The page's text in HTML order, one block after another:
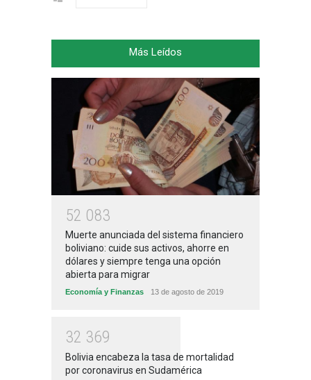
Más Leídos
52 083
Muerte anunciada del sistema financiero
boliviano: cuide sus activos, ahorre en
dólares y siempre tenga una opción
abierta para migrar
Economía y Finanzas 13 de agosto de 2019
32 369
Bolivia encabeza la tasa de mortalidad
por coronavirus en Sudamérica